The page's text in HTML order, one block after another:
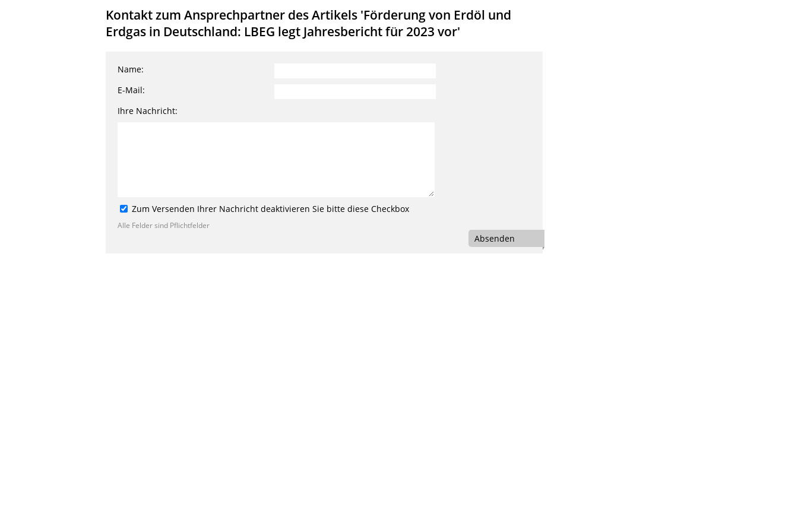
Kontakt zum Ansprechpartner des Artikels 'Förderung von Erdöl und
Erdgas in Deutschland: LBEG legt Jahresbericht für 2023 vor'
Name:
E-Mail:
Ihre Nachricht:
Zum Versenden Ihrer Nachricht deaktivieren Sie bitte diese Checkbox
Alle Felder sind Pflichtfelder
Absenden